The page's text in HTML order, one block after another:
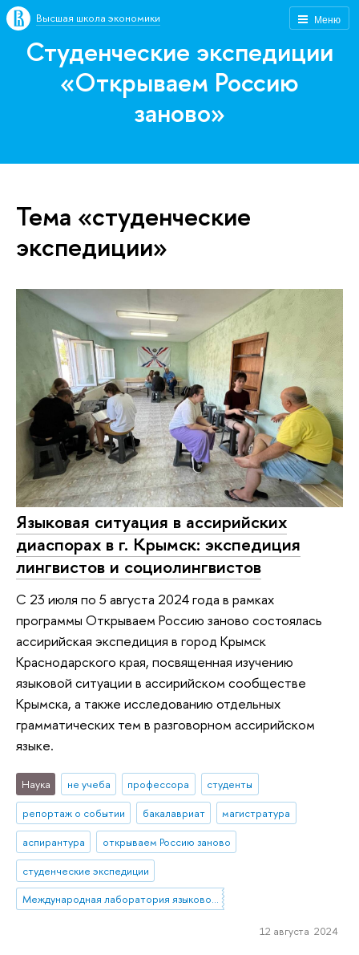
Меню
Высшая школа экономики
Студенческие экспедиции
«Открываем Россию
заново»
Тема «студенческие
экспедиции»
Языковая ситуация в ассирийских
диаспорах в г. Крымск: экспедиция
лингвистов и социолингвистов
С 23 июля по 5 августа 2024 года в рамках
программы Открываем Россию заново состоялась
ассирийская экспедиция в город Крымск
Краснодарского края, посвященная изучению
языковой ситуации в ассирийском сообществе
Крымска, а также исследованию отдельных
грамматических тем в разговорном ассирийском
языке.
Наука не учеба профессора
студенты
репортаж о событии
бакалавриат
магистратура
аспирантура
открываем Россию заново
студенческие экспедиции
Международная лаборатория языковой конвергенции
12 августа 2024